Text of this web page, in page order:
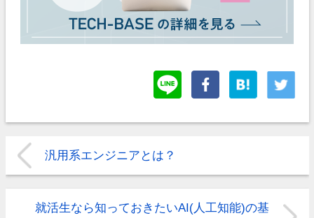
汎用系エンジニアとは？
就活生なら知っておきたいAI(人工知能)の基